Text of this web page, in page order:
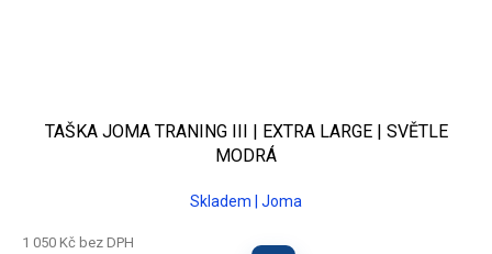
TAŠKA JOMA TRANING III | EXTRA LARGE | SVĚTLE
MODRÁ
Skladem | Joma
1 050 Kč bez DPH